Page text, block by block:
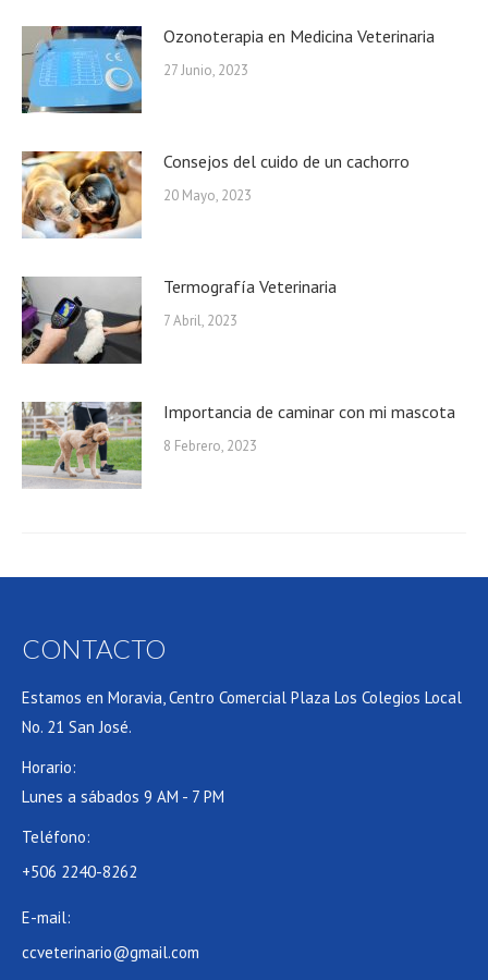
Ozonoterapia en Medicina Veterinaria
27 Junio, 2023
Consejos del cuido de un cachorro
20 Mayo, 2023
Termografía Veterinaria
7 Abril, 2023
Importancia de caminar con mi mascota
8 Febrero, 2023
CONTACTO
Estamos en Moravia, Centro Comercial Plaza Los Colegios Local
No. 21 San José.
Horario:
Lunes a sábados 9 AM - 7 PM
Teléfono:
+506 2240-8262
E-mail:
ccveterinario@gmail.com